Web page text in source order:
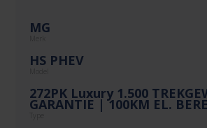
MG
HS PHEV
272PK Luxury 1.500
GARANTIE | 100KM EL.